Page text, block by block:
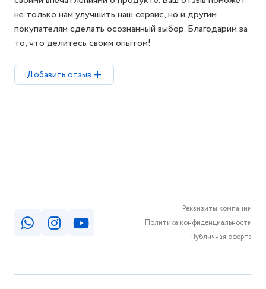
не только нам улучшить наш сервис, но и другим
покупателям сделать осознанный выбор. Благодарим за
то, что делитесь своим опытом!
Добавить отзыв
Реквизиты компании
Политика конфиденциальности
Публичная оферта